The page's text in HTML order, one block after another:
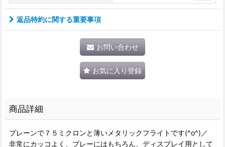
返品特約に関する重要事項
お問い合わせ
お気に入り登録
商品詳細
プレーンで７５ミクロンと薄いメタリックフライトです(^o^)／
非常にカッコよく、プレーにはもちろん、ディスプレイ用として